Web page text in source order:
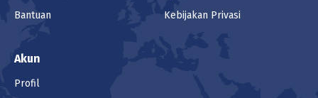
Bantuan
Kebijakan Privasi
Akun
Profil